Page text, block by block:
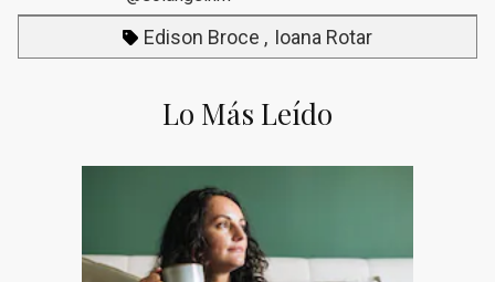
Edison Broce Ioana Rotar
Lo Más Leído